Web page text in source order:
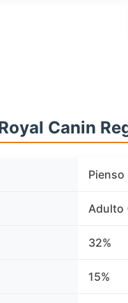
Canin
Pienso
Adulto
32%
15%